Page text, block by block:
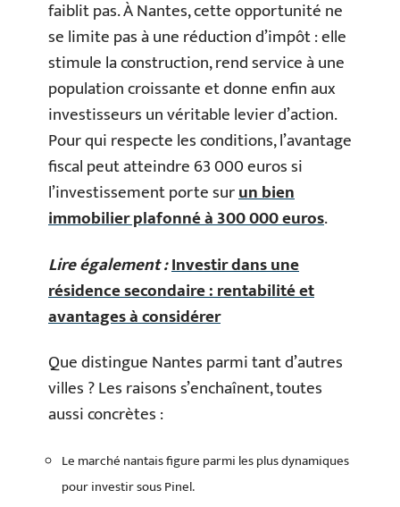
faiblit pas. À Nantes, cette opportunité ne
se limite pas à une réduction d’impôt : elle
stimule la construction, rend service à une
population croissante et donne enfin aux
investisseurs un véritable levier d’action.
Pour qui respecte les conditions, l’avantage
fiscal peut atteindre 63 000 euros si
l’investissement porte surun bien
immobilier plafonné à 300 000 euros.
Lire également :Investir dans une
résidence secondaire : rentabilité et
avantages à considérer
Que distingue Nantes parmi tant d’autres
villes ? Les raisons s’enchaînent, toutes
aussi concrètes :
Le marché nantais figure parmi les plus dynamiques
pour investir sous Pinel.